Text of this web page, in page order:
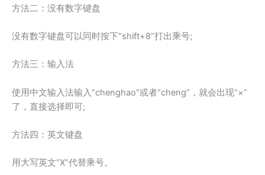
方法二：没有数字键盘
没有数字键盘可以同时按下“shift+8”打出乘号;
方法三：输入法
使用中文输入法输入“chenghao”或者“cheng”，就会出现“×”
了，直接选择即可;
方法四：英文键盘
用大写英文“X”代替乘号。